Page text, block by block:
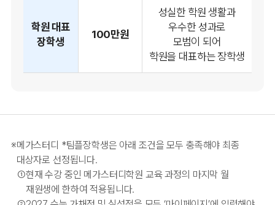
학원 대표
장학생
100만원
성실한 학원 생활과
우수한 성과로
모범이 되어
학원을 대표하는 장학생
※메가스터디 *팀플장학생은 아래 조건을 모두 충족해야 최종
대상자로 선정됩니다.
①현재 수강 중인 메가스터디학원 교육 과정의 마지막 월
재원생에 한하여 적용됩니다.